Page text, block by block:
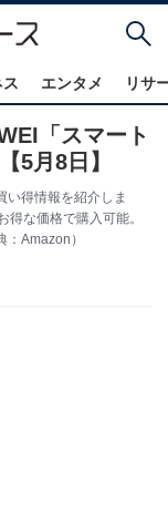
エンタメ リサ
「スマート
5月8日】
い得情報を紹介しま
な価格で購入可能。
Amazon）